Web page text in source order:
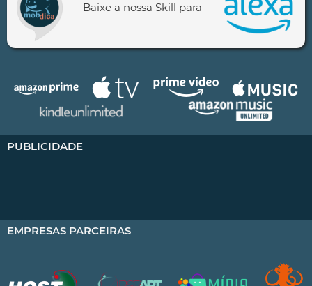
Baixe a nossa Skill para
PUBLICIDADE
EMPRESAS PARCEIRAS